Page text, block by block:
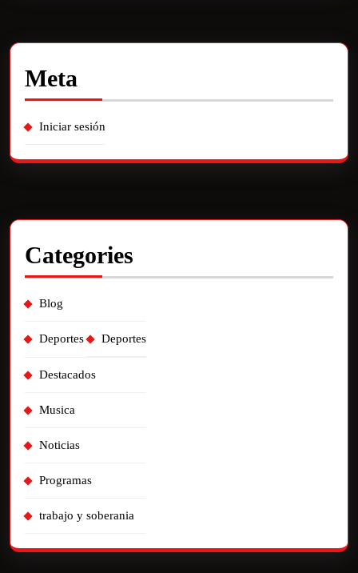
Meta
Iniciar sesión
Categories
Blog
Deportes Deportes
Destacados
Musica
Noticias
Programas
trabajo y soberania